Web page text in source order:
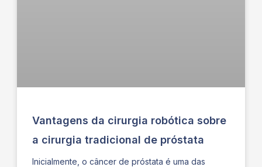
Vantagens da cirurgia robótica sobre
a cirurgia tradicional de próstata
Inicialmente, o câncer de próstata é uma das